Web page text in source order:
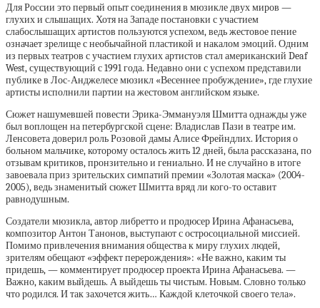
Для России это первый опыт соединения в мюзикле двух миров —
глухих и слышащих. Хотя на Западе постановки с участием
слабослышащих артистов пользуются успехом, ведь жестовое пение
означает зрелище с необычайной пластикой и накалом эмоций. Одним
из первых театров с участием глухих артистов стал американский Deaf
West, существующий с 1991 года. Недавно они с успехом представили
публике в Лос-Анджелесе мюзикл «Весеннее пробуждение», где глухие
артисты исполнили партии на жестовом английском языке.
Сюжет нашумевшей повести Эрика-Эммануэля Шмитта однажды уже
был воплощен на петербургской сцене: Владислав Пази в театре им.
Ленсовета доверил роль Розовой дамы Алисе Фрейндлих. История о
больном мальчике, которому осталось жить 12 дней, была рассказана, по
отзывам критиков, пронзительно и гениально. И не случайно в итоге
завоевала приз зрительских симпатий премии «Золотая маска» (2004-
2005), ведь знаменитый сюжет Шмитта вряд ли кого-то оставит
равнодушным.
Создатели мюзикла, автор либретто и продюсер Ирина Афанасьева,
композитор Антон Танонов, выступают с остросоциальной миссией.
Помимо привлечения внимания общества к миру глухих людей,
зрителям обещают «эффект перерождения»: «Не важно, каким ты
придешь, — комментирует продюсер проекта Ирина Афанасьева. —
Важно, каким выйдешь. А выйдешь ты чистым. Новым. Словно только
что родился. И так захочется жить… Каждой клеточкой своего тела».